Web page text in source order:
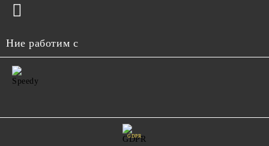
Ние работим с
GDPR